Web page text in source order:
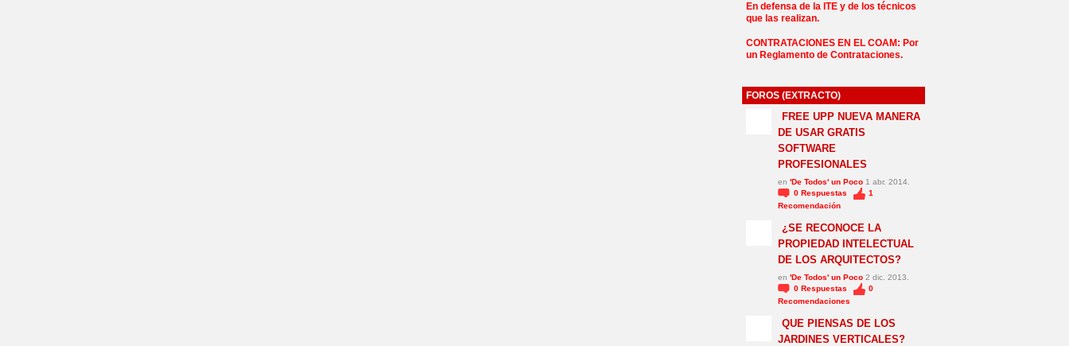
En defensa de la ITE y de los técnicos
que las realizan.
CONTRATACIONES EN EL COAM: Por
un Reglamento de Contrataciones.
FOROS (EXTRACTO)
FREE UPP NUEVA MANERA
DE USAR GRATIS
SOFTWARE
PROFESIONALES
en 'De Todos' un Poco 1 abr. 2014.
0 Respuestas
1
Recomendación
¿SE RECONOCE LA
PROPIEDAD INTELECTUAL
DE LOS ARQUITECTOS?
en 'De Todos' un Poco 2 dic. 2013.
0 Respuestas
0
Recomendaciones
QUE PIENSAS DE LOS
JARDINES VERTICALES?